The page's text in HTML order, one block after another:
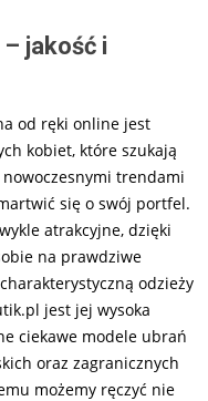
jakość i
od ręki online jest
kobiet, które szukają
trendami
się o swój portfel.
atrakcyjne, dzięki
na prawdziwe
odzieży
jest jej wysoka
ciekawe modele ubrań
oraz zagranicznych
możemy ręczyć nie